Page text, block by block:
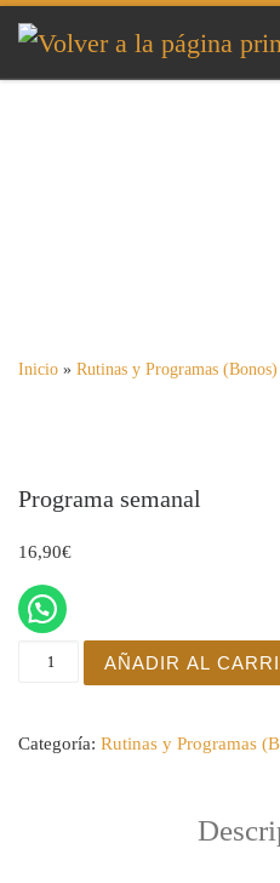
Saltar al contenido
Inicio » Rutinas y Programas (Bonos)
Programa semanal
16,90€
Programa semanal cantidad
AÑADIR AL
Categoría: Rutinas y Programas